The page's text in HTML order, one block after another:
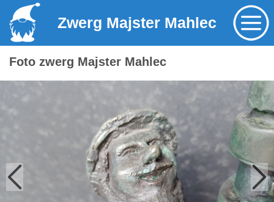
Zwerg Majster Mahlec
Foto zwerg Majster Mahlec